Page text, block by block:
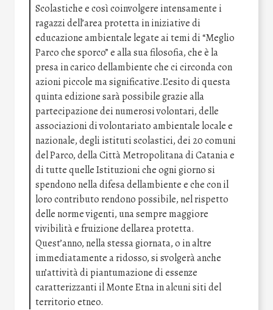
Scolastiche e così coinvolgere intensamente i
ragazzi dell’area protetta in iniziative di
educazione ambientale legate ai temi di “Meglio
Parco che sporco” e alla sua filosofia, che è la
presa in carico dellambiente che ci circonda con
azioni piccole ma significative.L’esito di questa
quinta edizione sarà possibile grazie alla
partecipazione dei numerosi volontari, delle
associazioni di volontariato ambientale locale e
nazionale, degli istituti scolastici, dei 20 comuni
del Parco, della Città Metropolitana di Catania e
di tutte quelle Istituzioni che ogni giorno si
spendono nella difesa dellambiente e che con il
loro contributo rendono possibile, nel rispetto
delle norme vigenti, una sempre maggiore
vivibilità e fruizione dellarea protetta.
Quest’anno, nella stessa giornata, o in altre
immediatamente a ridosso, si svolgerà anche
un’attività di piantumazione di essenze
caratterizzanti il Monte Etna in alcuni siti del
territorio etneo.